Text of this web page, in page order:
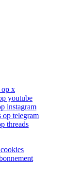
op x
youtube
instagram
op telegram
threads